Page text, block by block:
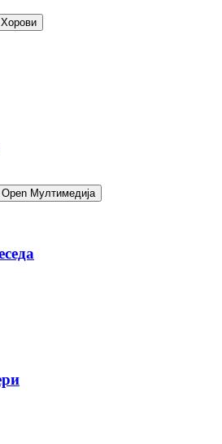
Open Мултимедија